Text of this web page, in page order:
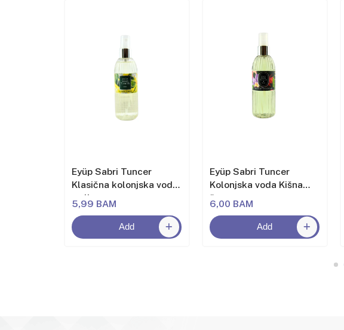
Eyüp Sabri Tuncer
Klasična kolonjska voda
sa limunom
5,99 BAM
Add
Eyüp Sabri Tuncer
Kolonjska voda Kišna
šuma
6,00 BAM
Add